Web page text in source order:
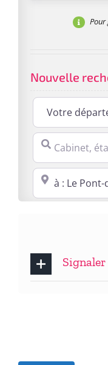
Pour
Nouvelle
Cabinet,
Proche de :